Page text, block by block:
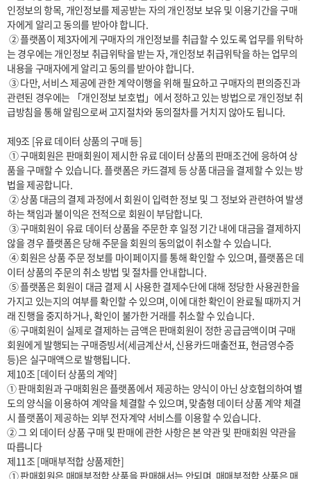
인정보의 항목, 개인정보를 제공받는 자의 개인정보 보유 및 이용기간을 구매
자에게 알리고 동의를 받아야 합니다.
는 경우에는 개인정보 취급위탁을 받는 자, 개인정보 취급위탁을 하는 업무의
내용을 구매자에게 알리고 동의를 받아야 합니다.
관련된 경우에는 「개인정보 보호법」에서 정하고 있는 방법으로 개인정보 취
급방침을 통해 알림으로써 고지절차와 동의절차를 거치지 않아도 됩니다.
제9조 [유료 데이터 상품의 구매 등]
품을 구매할 수 있습니다. 플랫폼은 카드결제 등 상품 대금을 결제할 수 있는 방
법을 제공합니다.
하는 책임과 불이익은 전적으로 회원이 부담합니다.
않을 경우 플랫폼은 당해 주문을 회원의 동의없이 취소할 수 있습니다.
이터 상품의 주문의 취소 방법 및 절차를 안내합니다.
가지고 있는지의 여부를 확인할 수 있으며, 이에 대한 확인이 완료될 때까지 거
래 진행을 중지하거나, 확인이 불가한 거래를 취소할 수 있습니다.
회원에게 발행되는 구매증빙서(세금계산서, 신용카드매출전표, 현금영수증
등)은 실구매액으로 발행됩니다.
제10조 [데이터 상품의 계약]
① 판매회원과 구매회원은 플랫폼에서 제공하는 양식이 아닌 상호협의하여 별
도의 양식을 이용하여 계약을 체결할 수 있으며, 맞춤형 데이터 상품 계약 체결
시 플랫폼이 제공하는 외부 전자계약 서비스를 이용할 수 있습니다.
② 그 외 데이터 상품 구매 및 판매에 관한 사항은 본 약관 및 판매회원 약관을
따릅니다
제11조 [매매부적합 상품제한]